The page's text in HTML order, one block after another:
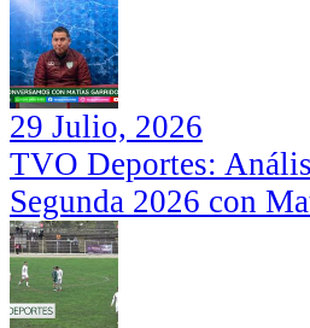
29 Julio, 2026
TVO Deportes:
Segunda 2026 con